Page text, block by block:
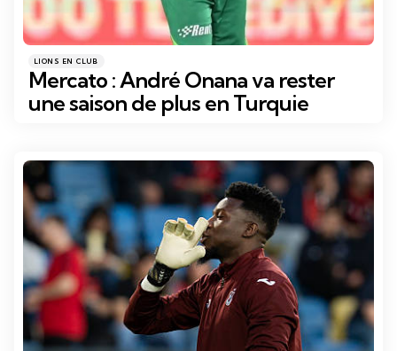
Catégories
Posté
dans
LIONS EN CLUB
Mercato : André Onana va rester
une saison de plus en Turquie